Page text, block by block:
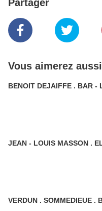
Partager
Vous aimerez aussi